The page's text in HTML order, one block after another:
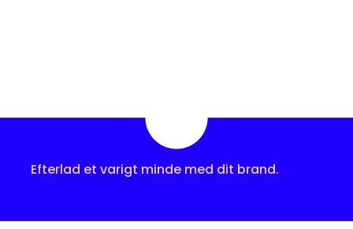
Efterlad et varigt minde med dit brand.